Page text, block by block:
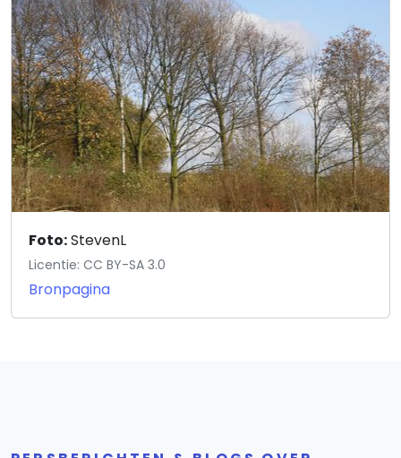
Foto:StevenL
Licentie: CC BY-SA 3.0
Bronpagina